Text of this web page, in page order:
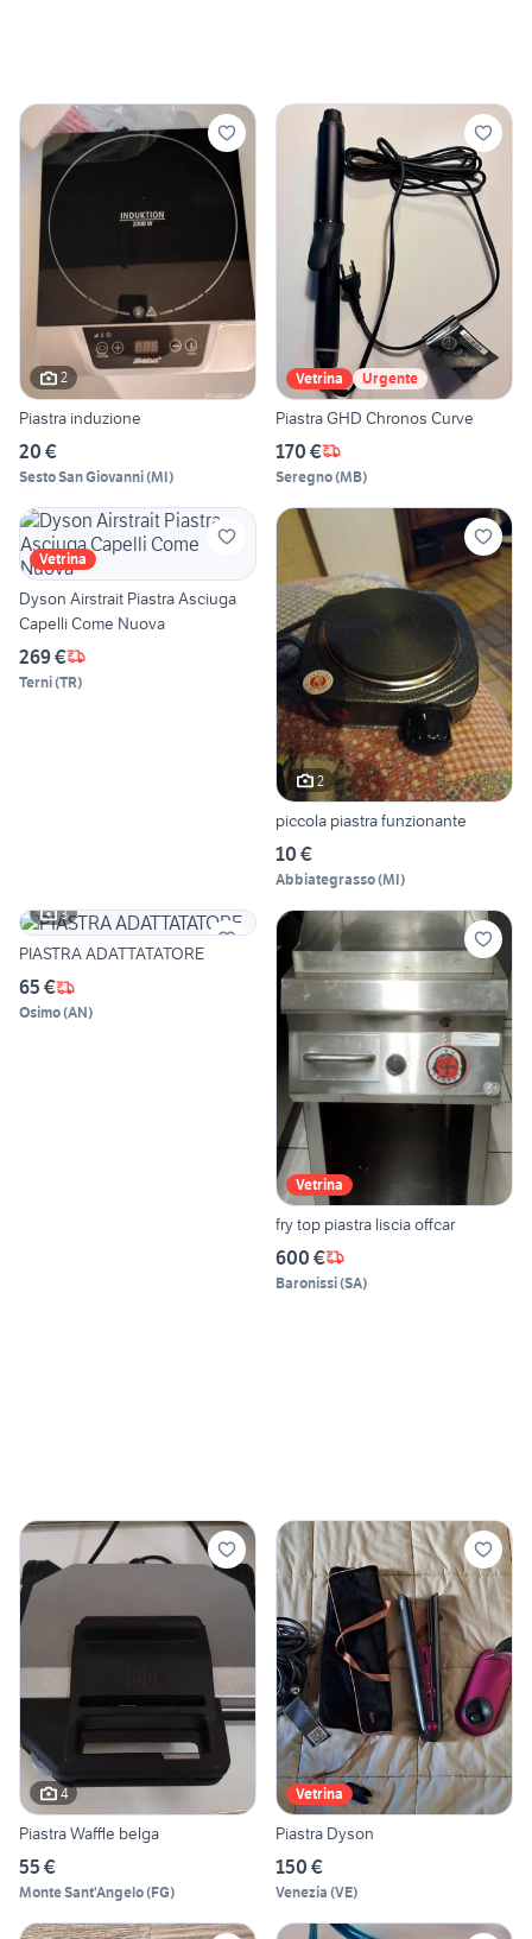
2
Piastra induzione
20 €
Sesto San Giovanni(MI)
Vetrina Urgente
Piastra GHD Chronos Curve
170 €
Seregno(MB)
Vetrina
Dyson Airstrait Piastra Asciuga
Capelli Come Nuova
269 €
Terni(TR)
2
piccola piastra funzionante
10 €
Abbiategrasso(MI)
3
PIASTRA ADATTATATORE
65 €
Osimo(AN)
Vetrina
fry top piastra liscia offcar
600 €
Baronissi(SA)
4
Piastra Waffle belga
55 €
Monte Sant'Angelo(FG)
Vetrina
Piastra Dyson
150 €
Venezia (VE)